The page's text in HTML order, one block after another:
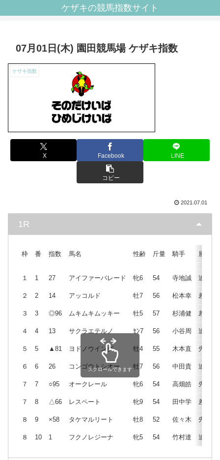
ケザキの競馬指数サイト
07月01日(木) 園田競馬場 ケザキ指数
ケザキ指数
X Facebook LINE
コピー
2021.07.01
1R
枠 番 指数 馬名 性齢 斤量 騎手 展開
１ 1 27 アイファーパレード 牝6 54 寺地誠 追
２ 2 14 アッコルド 牡7 56 松本幸 差
３ 3 ◎96 ムキムキムッキー 牡5 57 杉浦健 差
４ 4 13 サクラエテルノ ｾﾝ7 56 小谷周 追
５ 5 ▲81 ヨドノウイング 牡4 55 木本直 先
６ 6 26 コンゴウトシオー 牡7 56 中田貴 追
７ 7 ○95 オークレール 牝6 54 高畑皓 先
７ 8 △66 レスペート 牝9 54 田中学 差
８ 9 ×58 タケマルリート 牡8 52 佐々木 先
８ 10 1 フクノレジーナ 牝5 54 竹村達 追
スクロールできます